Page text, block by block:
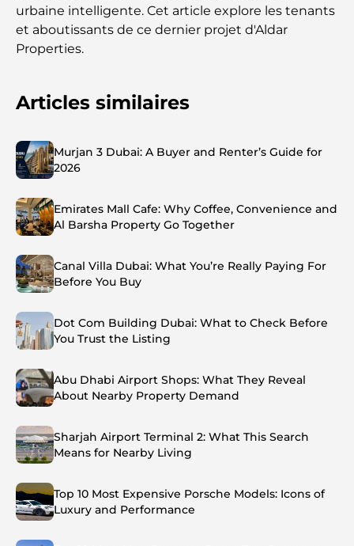
urbaine intelligente. Cet article explore les tenants
et aboutissants de ce dernier projet d'Aldar
Properties.
Articles similaires
Murjan 3 Dubai: A Buyer and Renter’s Guide for
2026
Emirates Mall Cafe: Why Coffee, Convenience and
Al Barsha Property Go Together
Canal Villa Dubai: What You’re Really Paying For
Before You Buy
Dot Com Building Dubai: What to Check Before
You Trust the Listing
Abu Dhabi Airport Shops: What They Reveal
About Nearby Property Demand
Sharjah Airport Terminal 2: What This Search
Means for Nearby Living
Top 10 Most Expensive Porsche Models: Icons of
Luxury and Performance